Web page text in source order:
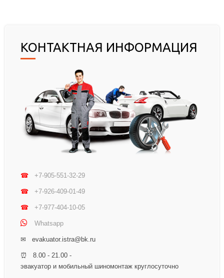
КОНТАКТНАЯ ИНФОРМАЦИЯ
☎ +7-905-551-32-29
☎ +7-926-409-01-49
☎ +7-977-404-10-05
Whatsapp
✉ evakuator.istra@bk.ru
⏰ 8.00 - 21.00 -
эвакуатор и мобильный шиномонтаж круглосуточно